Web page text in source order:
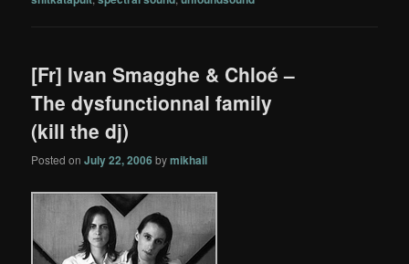
[Fr] Ivan Smagghe & Chloé –
The dysfunctionnal family
(kill the dj)
Posted onJuly 22, 2006 bymikhail